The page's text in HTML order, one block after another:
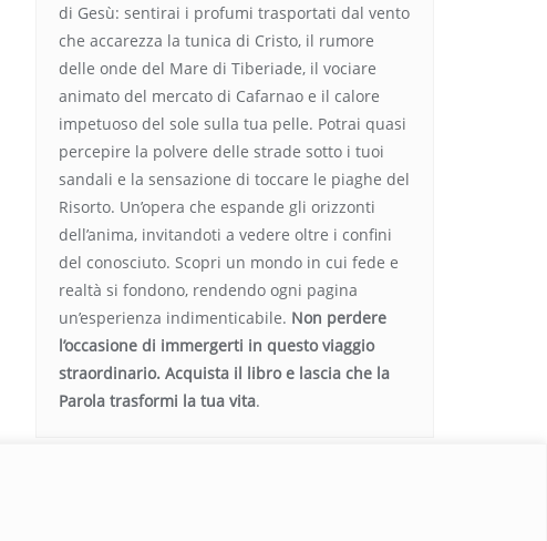
di Gesù: sentirai i profumi trasportati dal vento
che accarezza la tunica di Cristo, il rumore
delle onde del Mare di Tiberiade, il vociare
animato del mercato di Cafarnao e il calore
impetuoso del sole sulla tua pelle. Potrai quasi
percepire la polvere delle strade sotto i tuoi
sandali e la sensazione di toccare le piaghe del
Risorto. Un’opera che espande gli orizzonti
dell’anima, invitandoti a vedere oltre i confini
del conosciuto. Scopri un mondo in cui fede e
realtà si fondono, rendendo ogni pagina
un’esperienza indimenticabile. Non perdere
l’occasione di immergerti in questo viaggio
straordinario. Acquista il libro e lascia che la
Parola trasformi la tua vita.